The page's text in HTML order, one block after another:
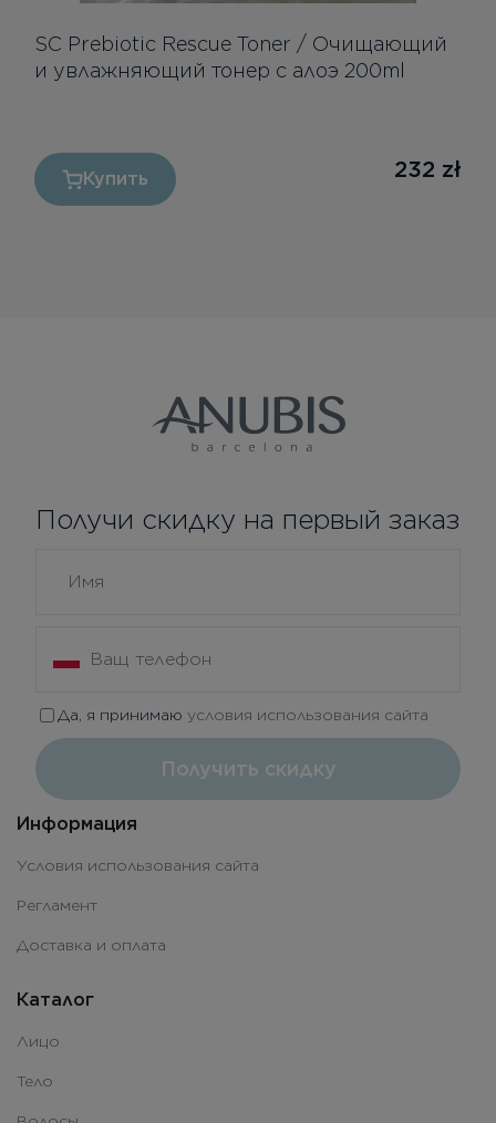
SC Prebiotic Rescue Toner / Очищающий
и увлажняющий тонер с алоэ 200ml
232 zł
Купить
Получи скидку на первый заказ
Да, я принимаю условия использования сайта
Получить скидку
Информация
Условия использования сайта
Регламент
Доставка и оплата
Каталог
Лицо
Тело